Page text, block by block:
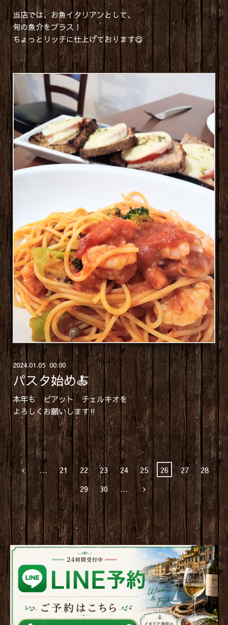
当店では、お魚イタリアンとして、
旬の魚介をプラス！
ちょっとリッチに仕上げております😋
2024.01.05 00:00
パスタ始め🍝
本年も ピアット チェルキオを
よろしくお願いします‼️
... 21 22 23 24 25 26 27
28
29
30 ...